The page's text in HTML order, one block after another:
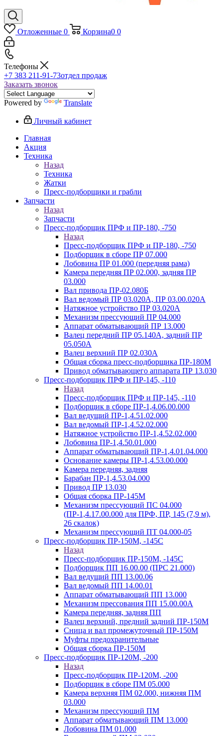
Отложенные 0 Корзина0 0
Телефоны
+7 383 211-91-73отдел продаж
Заказать звонок
Powered by Translate
Личный кабинет
Главная
Акция
Техника
Назад
Техника
Жатки
Пресс-подборщики и грабли
Запчасти
Назад
Запчасти
Пресс-подборщик ПРФ и ПР-180, -750
Назад
Пресс-подборщик ПРФ и ПР-180, -750
Подборщик в сборе ПР 07.000
Лобовина ПР 01.000 (передняя рама)
Камера передняя ПР 02.000, задняя ПР
03.000
Вал привода ПР-02.080Б
Вал ведомый ПР 03.020А, ПР 03.00.020А
Натяжное устройство ПР 03.020A
Механизм прессующий ПР 04.000
Аппарат обматывающий ПР 13.000
Валец передний ПР 05.140A, задний ПР
05.050A
Валец верхний ПР 02.030A
Общая сборка пресс-подборщика ПР-180М
Привод обматывающего аппарата ПР 13.030
Пресс-подборщик ПРФ и ПР-145, -110
Назад
Пресс-подборщик ПРФ и ПР-145, -110
Подборщик в сборе ПР-1,4.06.00.000
Вал ведущий ПР-1,4.51.02.000
Вал ведомый ПР-1,4.52.02.000
Натяжное устройство ПР-1,4.52.02.000
Лобовина ПР-1,4.50.01.000
Аппарат обматывающий ПР-1,4.01.04.000
Основание камеры ПР-1,4.53.00.000
Камера передняя, задняя
Барабан ПР-1,4.53.04.000
Привод ПР 13.030
Общая сборка ПР-145М
Механизм прессующий ПС 04.000
(ПР-1,4.17.00.000 для ПРФ, ПР, 145 (7,9 м),
26 скалок)
Механизм прессующий ПТ 04.000-05
Пресс-подборщик ПР-150М, -145С
Назад
Пресс-подборщик ПР-150М, -145С
Подборщик ПП 16.00.00 (ПРС 21.000)
Вал ведущий ПП 13.00.06
Вал ведомый ПП 14.00.01
Аппарат обматывающий ПП 13.000
Механизм прессования ПП 15.00.00А
Камера передняя, задняя ПП
Валец верхний, предний задний ПР-150М
Сница и вал промежуточный ПР-150М
Муфты предохранительные
Общая сборка ПР-150М
Пресс-подборщик ПР-120М, -200
Назад
Пресс-подборщик ПР-120М, -200
Подборщик в сборе ПМ 05.000
Камера верхняя ПМ 02.000, нижняя ПМ
03.000
Механизм прессующий ПМ
Аппарат обматывающий ПМ 13.000
Лобовина ПМ 01.000